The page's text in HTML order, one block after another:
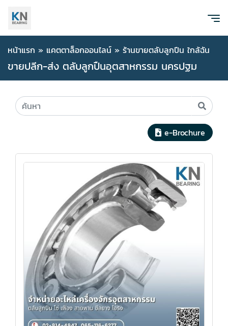
หน้าแรก » แคตตาล็อกออนไลน์ » ร้านขายตลับลูกปืน ใกล้ฉัน
ขายปลีก-ส่ง ตลับลูกปืนอุตสาหกรรม นครปฐม
e-Brochure